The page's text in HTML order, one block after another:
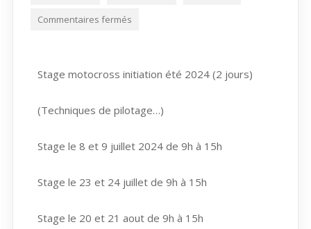
Commentaires fermés
Stage motocross initiation été 2024 (2 jours)
(Techniques de pilotage…)
Stage le 8 et 9 juillet 2024 de 9h à 15h
Stage le 23 et 24 juillet de 9h à 15h
Stage le 20 et 21 aout de 9h à 15h